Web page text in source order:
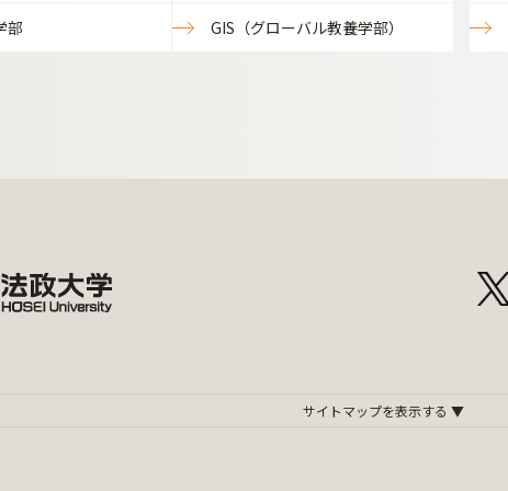
部 GIS（グローバル教養学部）